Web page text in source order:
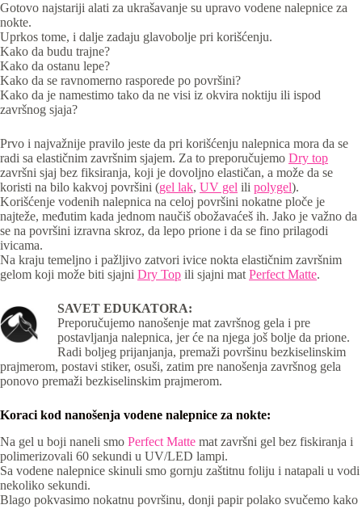
Gotovo najstariji alati za ukrašavanje su upravo vodene nalepnice za
nokte.
Uprkos tome, i dalje zadaju glavobolje pri korišćenju.
Kako da budu trajne?
Kako da ostanu lepe?
Kako da se ravnomerno rasporede po površini?
Kako da je namestimo tako da ne visi iz okvira noktiju ili ispod
završnog sjaja?
Prvo i najvažnije pravilo jeste da pri korišćenju nalepnica mora da se
radi sa elastičnim završnim sjajem. Za to preporučujemo Dry top
završni sjaj bez fiksiranja, koji je dovoljno elastičan, a može da se
koristi na bilo kakvoj površini (gel lak, UV gel ili polygel).
Korišćenje vodenih nalepnica na celoj površini nokatne ploče je
najteže, međutim kada jednom naučiš obožavaćeš ih. Jako je važno da
se na površini izravna skroz, da lepo prione i da se fino prilagodi
ivicama.
Na kraju temeljno i pažljivo zatvori ivice nokta elastičnim završnim
gelom koji može biti sjajni Dry Top ili sjajni matPerfect Matte.
SAVET EDUKATORA:
Preporučujemo nanošenje mat završnog gela i pre
postavljanja nalepnica, jer će na njega još bolje da prione.
Radi boljeg prijanjanja, premaži površinu bezkiselinskim
prajmerom, postavi stiker, osuši, zatim pre nanošenja završnog gela
ponovo premaži bezkiselinskim prajmerom.
Koraci kod nanošenja vodene nalepnice za nokte:
Na gel u boji naneli smo Perfect Matte mat završni gel bez fiskiranja i
polimerizovali 60 sekundi u UV/LED lampi.
Sa vodene nalepnice skinuli smo gornju zaštitnu foliju i natapali u vodi
nekoliko sekundi.
Blago pokvasimo nokatnu površinu, donji papir polako svučemo kako